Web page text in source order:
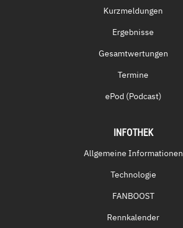
Kurzmeldungen
Ergebnisse
Gesamtwertungen
Termine
ePod (Podcast)
INFOTHEK
Allgemeine Informationen
Technologie
FANBOOST
Rennkalender